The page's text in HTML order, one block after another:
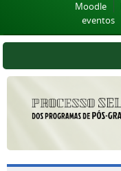
Moodle
eventos